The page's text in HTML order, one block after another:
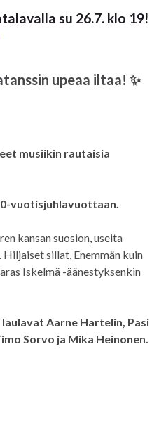
su 26.7. klo 19!
upeaa iltaa! ✨
musiikin rautaisia
vuotisjuhlavuottaan.
kansan suosion, useita
sillat, Enemmän kuin
Iskelmä -äänestyksenkin
Aarne Hartelin, Pasi
Sorvo ja Mika Heinonen.